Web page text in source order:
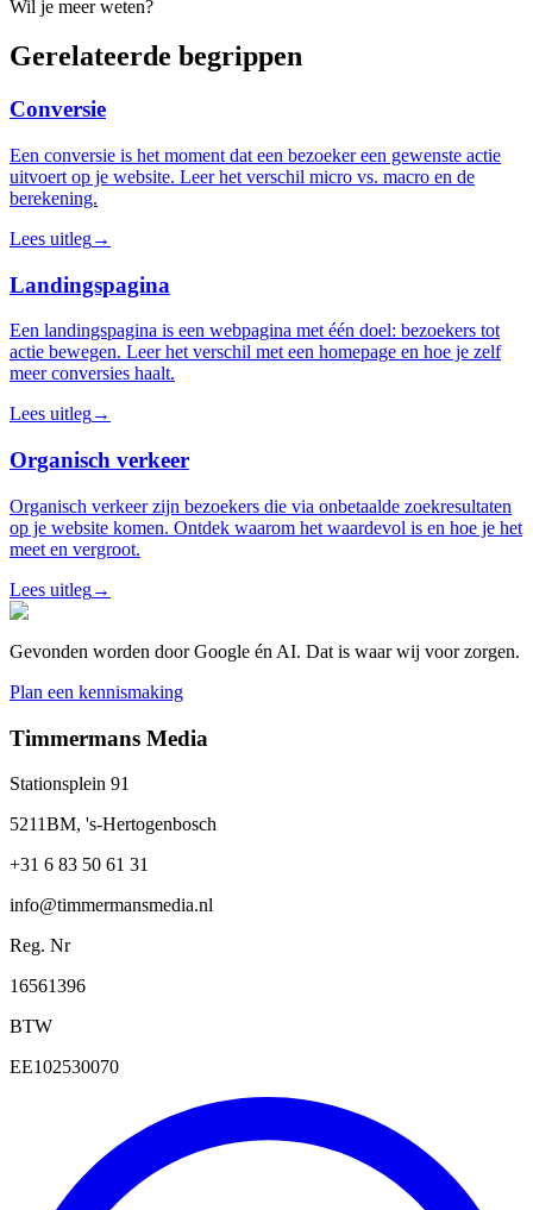
Wil je meer weten?
Gerelateerde begrippen
Conversie
Een conversie is het moment dat een bezoeker een gewenste actie
uitvoert op je website. Leer het verschil micro vs. macro en de
berekening.
Lees uitleg→
Landingspagina
Een landingspagina is een webpagina met één doel: bezoekers tot
actie bewegen. Leer het verschil met een homepage en hoe je zelf
meer conversies haalt.
Lees uitleg→
Organisch verkeer
Organisch verkeer zijn bezoekers die via onbetaalde zoekresultaten
op je website komen. Ontdek waarom het waardevol is en hoe je het
meet en vergroot.
Lees uitleg→
Gevonden worden door Google én AI. Dat is waar wij voor zorgen.
Plan een kennismaking
Timmermans Media
Stationsplein 91
5211BM, 's-Hertogenbosch
+31 6 83 50 61 31
info@timmermansmedia.nl
Reg. Nr
16561396
BTW
EE102530070